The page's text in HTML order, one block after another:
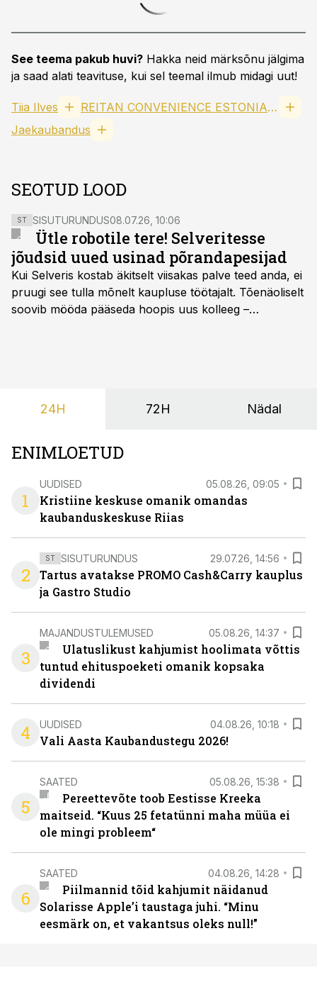
See teema pakub huvi? Hakka neid märksõnu jälgima
ja saad alati teavituse, kui sel teemal ilmub midagi uut!
Tiia Ilves
REITAN CONVENIENCE ESTONIA AS
Jaekaubandus
SEOTUD LOOD
ST SISUTURUNDUS08.07.26, 10:06
Ütle robotile tere! Selveritesse
jõudsid uued usinad põrandapesijad
Kui Selveris kostab äkitselt viisakas palve teed anda, ei
pruugi see tulla mõnelt kaupluse töötajalt. Tõenäoliselt
soovib mööda pääseda hoopis uus kolleeg –
24H 72H Nädal
ENIMLOETUD
1
UUDISED 05.08.26, 09:05
Kristiine keskuse omanik omandas
kaubanduskeskuse Riias
2
ST SISUTURUNDUS 29.07.26, 14:56
Tartus avatakse PROMO Cash&Carry kauplus
ja Gastro Studio
3
MAJANDUSTULEMUSED 05.08.26, 14:37
Ulatuslikust kahjumist hoolimata võttis
tuntud ehituspoeketi omanik kopsaka
dividendi
4 UUDISED 04.08.26, 10:18
Vali Aasta Kaubandustegu 2026!
5
SAATED 05.08.26, 15:38
Pereettevõte toob Eestisse Kreeka
maitseid. “Kuus 25 fetatünni maha müüa ei
ole mingi probleem“
6
SAATED 04.08.26, 14:28
Piilmannid tõid kahjumit näidanud
Solarisse Apple’i taustaga juhi. “Minu
eesmärk on, et vakantsus oleks null!”